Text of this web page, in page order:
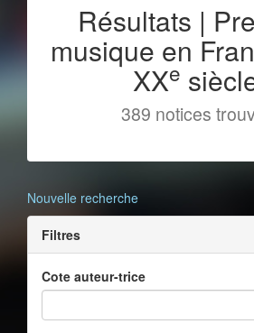
Résultats |
musique en
XXe
389 notices
Nouvelle recherche
Filtres
Cote auteur-trice